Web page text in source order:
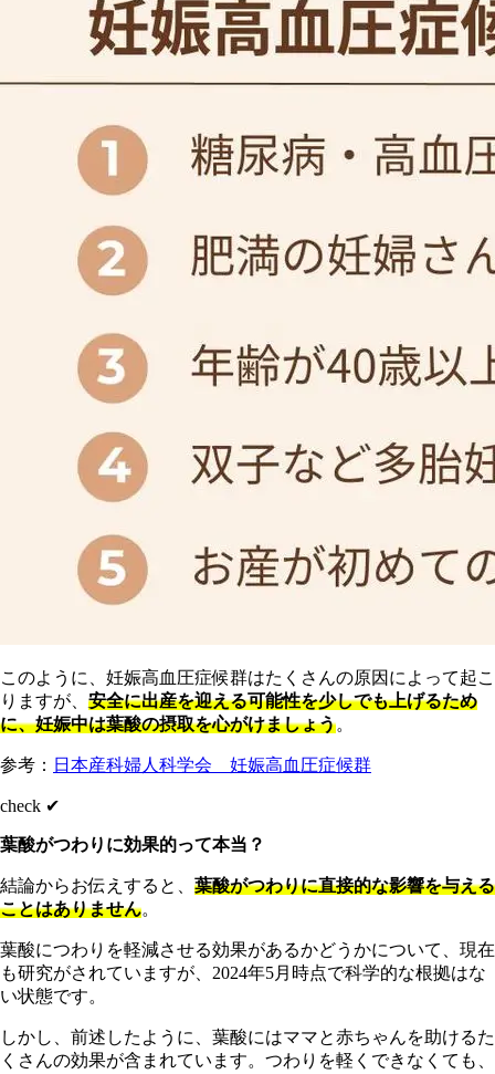
こ のように、妊娠高血圧症候群はたくさんの原因によって起こ
りますが、 安全に出産を迎える可能性を少しでも上げるため
に、妊娠中は葉酸の摂取を心がけましょう。
参考： 日本産科婦人科学会 妊娠高血圧症候群
check ✔︎
葉酸がつわりに効果的って本当？
結論からお伝えすると、 葉酸がつわりに直接的な影響を与える
ことはありません。
葉酸につわりを軽減させる効果があるかどうかについて、現在
も研究がされていますが、2024年5月時点で科学的な根拠はな
い状態です。
しかし、前述したように、葉酸にはママと赤ちゃんを助けるた
くさんの効果が含まれています。つわりを軽くできなくても、